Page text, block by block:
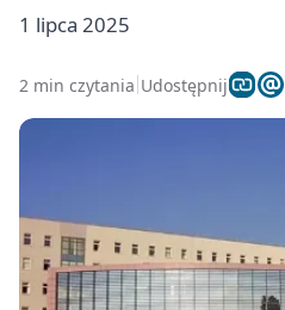
1 lipca 2025
2 min czytania Udostępnij